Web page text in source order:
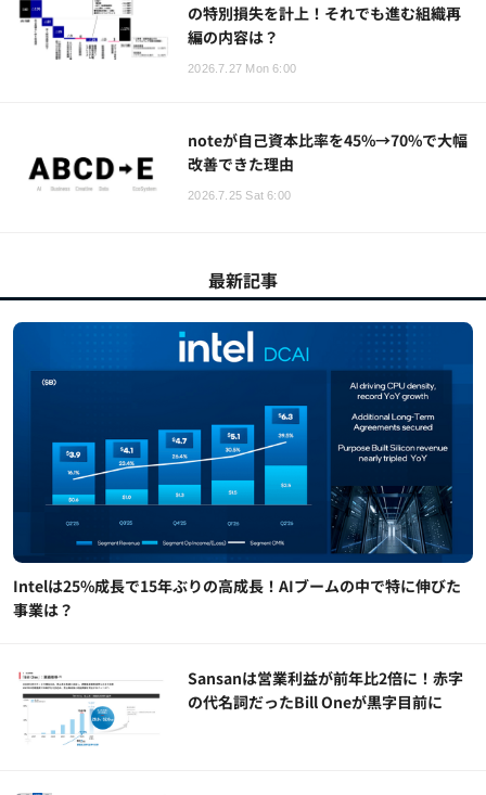
の特別損失を計上！それでも進む組織再
編の内容は？
2026.7.27 Mon 6:00
noteが自己資本比率を45%→70%で大幅
改善できた理由
2026.7.25 Sat 6:00
最新記事
Intelは25%成長で15年ぶりの高成長！AIブームの中で特に伸びた
事業は？
Sansanは営業利益が前年比2倍に！赤字
の代名詞だったBill Oneが黒字目前に